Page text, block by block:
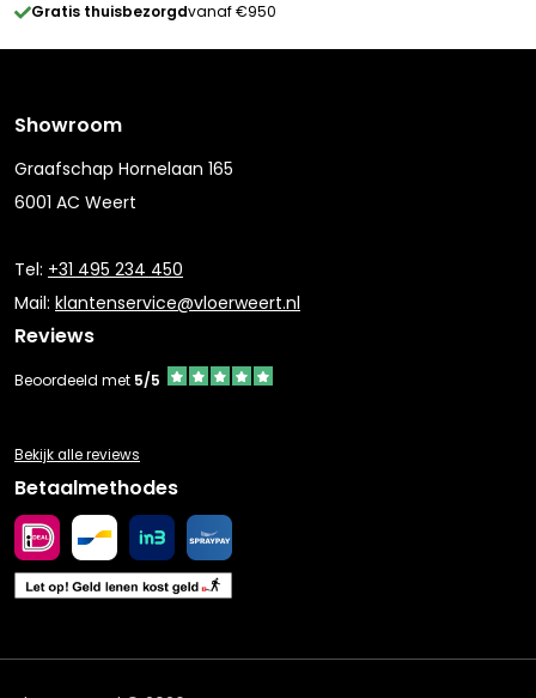
Gratis thuisbezorgdvanaf €950
Showroom
Graafschap Hornelaan 165
6001 AC Weert
Tel: +31 495 234 450
Mail: klantenservice@vloerweert.nl
Reviews
Beoordeeld met 5/5
Bekijk alle reviews
Betaalmethodes